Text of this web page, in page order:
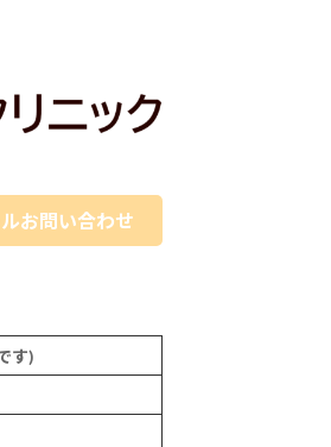
お問い合わせ
す)